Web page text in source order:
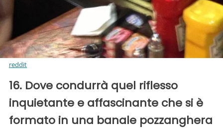
reddit
16. Dove condurrà quel riflesso
inquietante e affascinante che si è
formato in una banale pozzanghera